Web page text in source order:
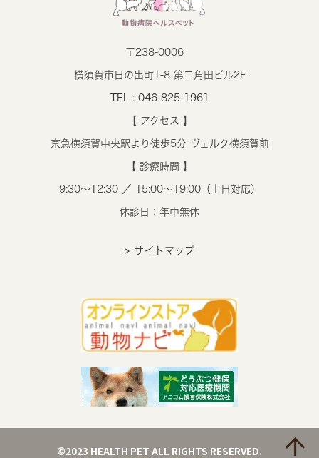
〒238-0006
横須賀市日の出町1-8 第二角田ビル2F
TEL : 046-825-1961
【 アクセス 】
京急横須賀中央駅より徒歩5分 ヴェルク横須賀前
【 診療時間 】
9:30～12:30 ／ 15:00～19:00（土日対応）
休診日：年中無休
> サイトマップ
©2023 HEALTH PET ALL RIGHTS RESERVED.